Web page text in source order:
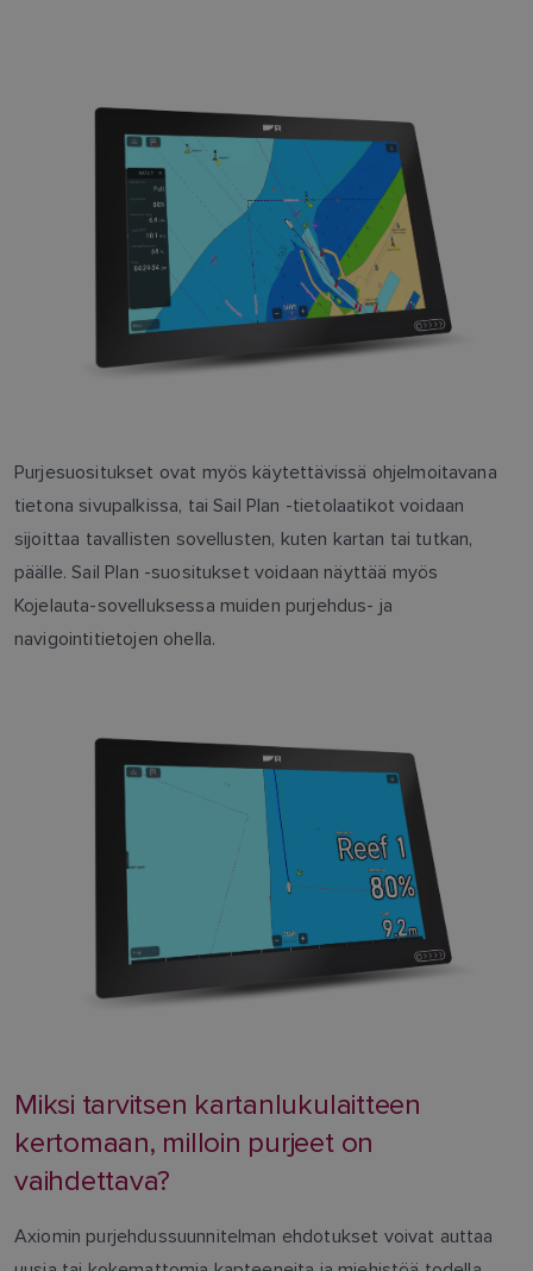
Purjesuositukset ovat myös käytettävissä ohjelmoitavana
tietona sivupalkissa, tai Sail Plan -tietolaatikot voidaan
sijoittaa tavallisten sovellusten, kuten kartan tai tutkan,
päälle. Sail Plan -suositukset voidaan näyttää myös
Kojelauta-sovelluksessa muiden purjehdus- ja
navigointitietojen ohella.
Miksi tarvitsen kartanlukulaitteen
kertomaan, milloin purjeet on
vaihdettava?
Axiomin purjehdussuunnitelman ehdotukset voivat auttaa